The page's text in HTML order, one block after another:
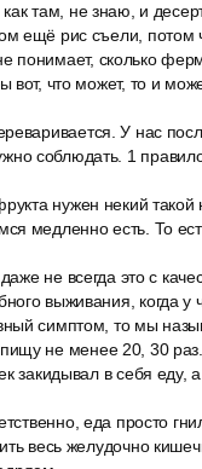
там, не знаю, и
ещё рис съели, потом
сколько
вот, что может, то и
У нас
соблюдать. 1
нужен некий
медленно есть. То
не всегда это с
выживания, когда
симптом, то мы
не менее 20, 30
закидывал в себя еду,
еда просто
весь желудочно